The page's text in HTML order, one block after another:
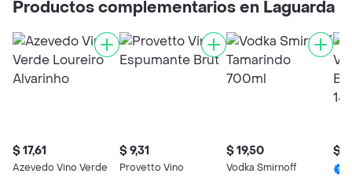
Productos complementarios en Laguarda
$ 17,61
Azevedo Vino Verde
$ 9,31
Provetto Vino
$ 19,50
Vodka Smirnoff
$